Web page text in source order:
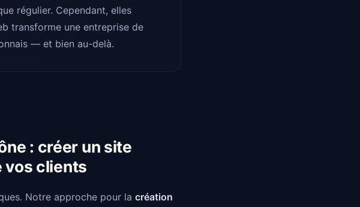
régulier. Cependant, elles
transforme une entreprise de
— et bien au-delà.
: créer un site
vos clients
Notre approche pour la création